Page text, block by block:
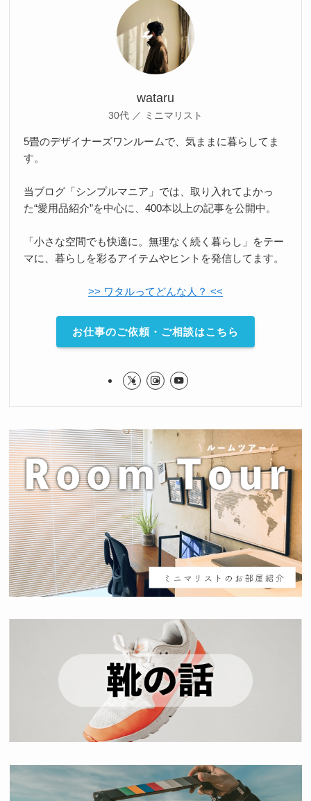
wataru
30代 ／ ミニマリスト
5畳のデザイナーズワンルームで、気ままに暮らしてま
す。
当ブログ「シンプルマニア」では、取り入れてよかっ
た“愛用品紹介”を中心に、400本以上の記事を公開中。
「小さな空間でも快適に。無理なく続く暮らし」をテー
マに、暮らしを彩るアイテムやヒントを発信してます。
>> ワタルってどんな人？ <<
お仕事のご依頼・ご相談はこちら